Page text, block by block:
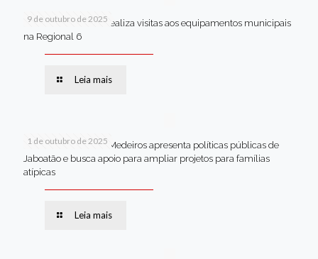
9 de outubro de 2025
Van dos secretários realiza visitas aos equipamentos municipais
na Regional 6
Leia mais
1 de outubro de 2025
Em Brasília, Andréa Medeiros apresenta políticas públicas de
Jaboatão e busca apoio para ampliar projetos para famílias
atípicas
Leia mais